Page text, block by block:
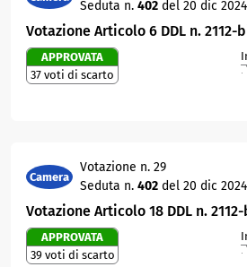
Seduta n. 402 del 20 dic 2024
Votazione Articolo 6 DDL n. 2112-
APPROVATA
37 voti di scarto
Camera
Votazione n. 29
Seduta n. 402 del 20 dic 2024
Votazione Articolo 18 DDL n.
APPROVATA
39 voti di scarto